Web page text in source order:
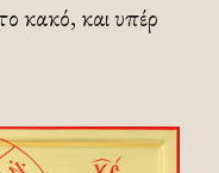
κακό, και υπέρ